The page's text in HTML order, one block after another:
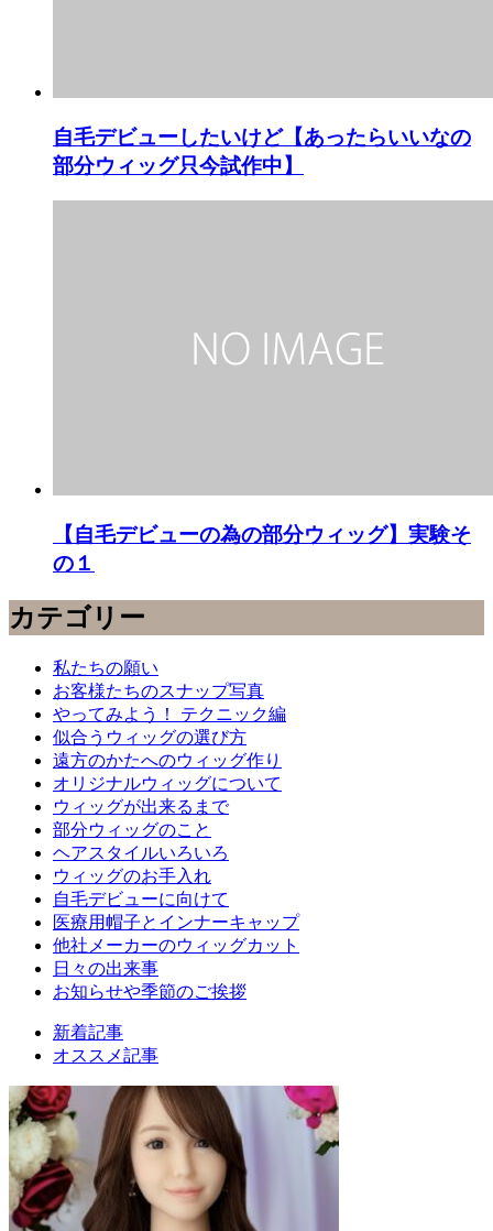
自毛デビューしたいけど【あったらいいなの
部分ウィッグ只今試作中】
【自毛デビューの為の部分ウィッグ】実験そ
の１
カテゴリー
私たちの願い
お客様たちのスナップ写真
やってみよう！ テクニック編
似合うウィッグの選び方
遠方のかたへのウィッグ作り
オリジナルウィッグについて
ウィッグが出来るまで
部分ウィッグのこと
ヘアスタイルいろいろ
ウィッグのお手入れ
自毛デビューに向けて
医療用帽子とインナーキャップ
他社メーカーのウィッグカット
日々の出来事
お知らせや季節のご挨拶
新着記事
オススメ記事